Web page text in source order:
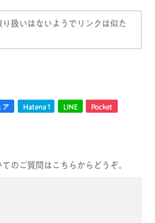
扱いはないようでリンクは似た
ア Hatena1 LINE Pocket
のご質問はこちらからどうぞ。